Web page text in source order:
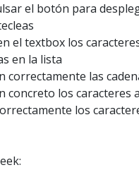
el botón para
el textbox los
en la lista
correctamente las
concreto los caracteres
los